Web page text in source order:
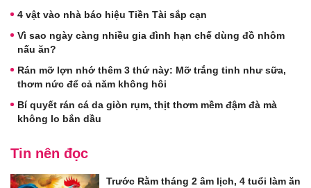
4 vật vào nhà báo hiệu Tiền Tài sắp cạn
Vì sao ngày càng nhiều gia đình hạn chế dùng đồ nhôm
nấu ăn?
Rán mỡ lợn nhớ thêm 3 thứ này: Mỡ trắng tinh như sữa,
thơm nức để cả năm không hôi
Bí quyết rán cá da giòn rụm, thịt thơm mềm đậm đà mà
không lo bắn dầu
Tin nên đọc
Trước Rằm tháng 2 âm lịch, 4 tuổi làm ăn